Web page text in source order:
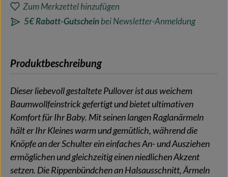
Zum Merkzettel hinzufügen
5€ Rabatt-Gutscheinbei Newsletter-Anmeldung
Produktbeschreibung
Dieser liebevoll gestaltete Pullover ist aus weichem
Baumwollfeinstrick gefertigt und bietet ultimativen
Komfort für Ihr Baby. Mit seinen langen Raglanärmeln
hält er Ihr Kleines warm und gemütlich, während die
Knöpfe an der Schulter ein einfaches An- und Ausziehen
ermöglichen und gleichzeitig einen niedlichen Akzent
setzen. Die Rippenbündchen an Halsausschnitt, Ärmeln